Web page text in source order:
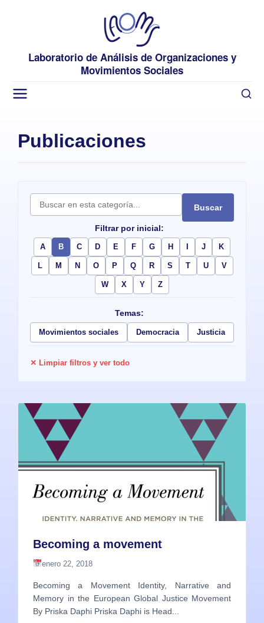
Laboratorio de Análisis de Organizaciones y
Movimientos Sociales
Publicaciones
Buscar
Filtrar por inicial:
A B C D E F G H J K
L M N O P Q R S T U V
W X Y Z
Temas:
Movimientos sociales Democracia Justicia
✕ Limpiar filtros y ver todo
Becoming a movement
enero 22, 2018
Becoming a Movement Identity, Narrative and
Memory in the European Global Justice Movement
By Priska Daphi Priska Daphi is Head...